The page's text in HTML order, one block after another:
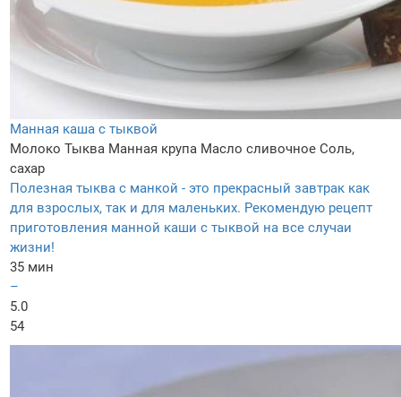
Манная каша с тыквой
Молоко Тыква Манная крупа Масло сливочное Соль,
сахар
Полезная тыква с манкой - это прекрасный завтрак как
для взрослых, так и для маленьких. Рекомендую рецепт
приготовления манной каши с тыквой на все случаи
жизни!
35 мин
–
5.0
54